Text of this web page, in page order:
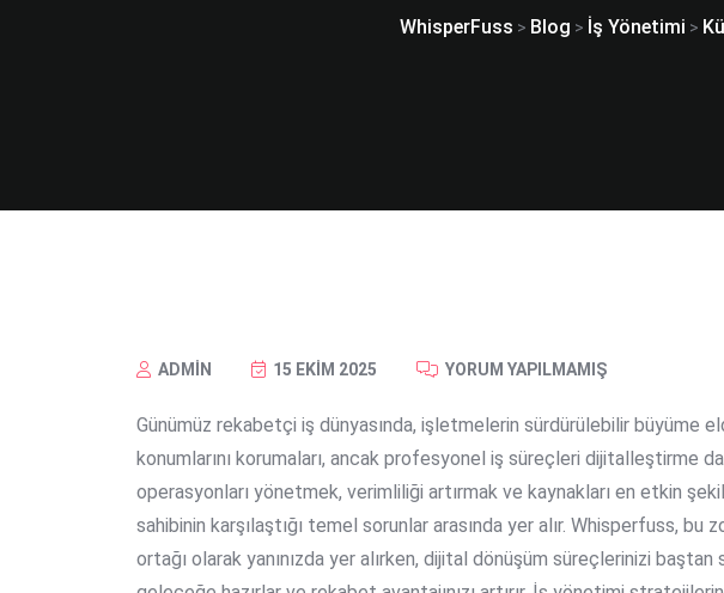
WhisperFuss > Blog > İş Yönetimi >
ADMIN 15 EKIM 2025 YORUM YAPILMAMIŞ
Günümüz rekabetçi iş dünyasında, işletmelerin sürdürülebilir büyüme
konumlarını korumaları, ancak profesyonel iş süreçleri dijitalleştirme
operasyonları yönetmek, verimliliği artırmak ve kaynakları en etkin
sahibinin karşılaştığı temel sorunlar arasında yer alır. Whisperfuss, bu
ortağı olarak yanınızda yer alırken, dijital dönüşüm süreçlerinizi